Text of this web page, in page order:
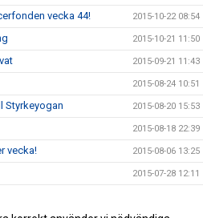
vecka 44! 2015-10-22 08:54
2015-10-21 11:50
2015-09-21 11:43
2015-08-24 10:51
Styrkeyogan 2015-08-20 15:53
2015-08-18 22:39
vecka! 2015-08-06 13:25
2015-07-28 12:11